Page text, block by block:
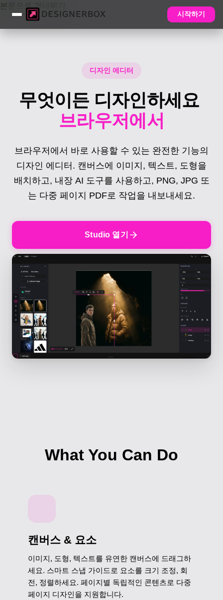
본문으로 건너뛰기
시작하기
디자인 에디터
무엇이든 디자인하세요
브라우저에서
브라우저에서 바로 사용할 수 있는 완전한 기능의
디자인 에디터. 캔버스에 이미지, 텍스트, 도형을
배치하고, 내장 AI 도구를 사용하고, PNG, JPG 또
는 다중 페이지 PDF로 작업을 내보내세요.
Studio 열기
What You Can Do
캔버스 & 요소
이미지, 도형, 텍스트를 유연한 캔버스에 드래그하
세요. 스마트 스냅 가이드로 요소를 크기 조정, 회
전, 정렬하세요. 페이지별 독립적인 콘텐츠로 다중
페이지 디자인을 지원합니다.